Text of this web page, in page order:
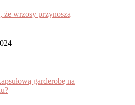
że wrzosy przynoszą
garderobę na